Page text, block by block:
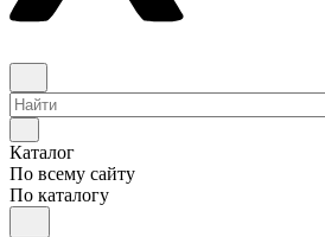
Каталог
По всему сайту
По каталогу